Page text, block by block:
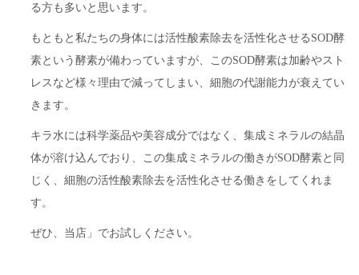
る方も多いと思います。
もともと私たちの身体には活性酸素除去を活性化させるSOD酵
素という酵素が備わっていますが、このSOD酵素は加齢やスト
レスなど様々理由で減ってしまい、細胞の代謝能力が衰えてい
きます。
キラ水には科学薬品や美容成分ではなく、集成ミネラルの結晶
体が溶け込んでおり、この集成ミネラルの働きがSOD酵素と同
じく、細胞の活性酸素除去を活性化させる働きをしてくれま
す。
ぜひ、当店」でお試しください。